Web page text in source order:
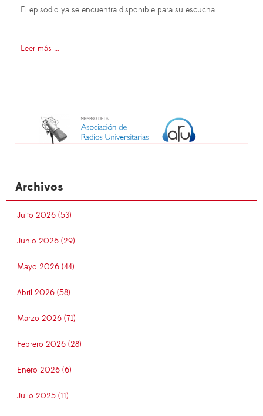
El episodio ya se encuentra disponible para su escucha.
Leer más ...
Archivos
Julio 2026 (53)
Junio 2026 (29)
Mayo 2026 (44)
Abril 2026 (58)
Marzo 2026 (71)
Febrero 2026 (28)
Enero 2026 (6)
Julio 2025 (11)